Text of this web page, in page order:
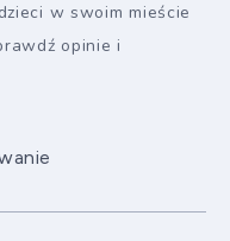
w swoim mieście
opinie i